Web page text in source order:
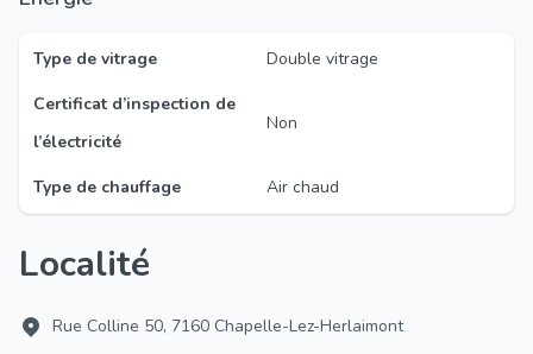
Type de vitrage
Double vitrage
Certificat d’inspection de
l’électricité
Non
Type de chauffage Air chaud
Localité
Rue Colline 50, 7160 Chapelle-Lez-Herlaimont